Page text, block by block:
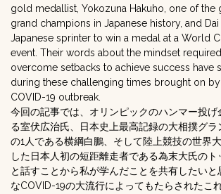
gold medallist, Yokozuna Hakuho, one of the
grand champions in Japanese history, and
Japanese sprinter to win a medal at a World
event. Their words about the mindset
overcome setbacks to achieve success have
during these challenging times brought on
COVID-19 outbreak.
今回の記事では、オリンピックのハンマー投げ
る室伏広治氏、日本史上最高記録の大相撲グラ
の1人である横綱白鵬、そして陸上競技の世界
した日本人初の短距離走者である為末大氏の
と話すことから私が学んだことを共有したい
なCOVID-19の大流行によってもたらされたこ